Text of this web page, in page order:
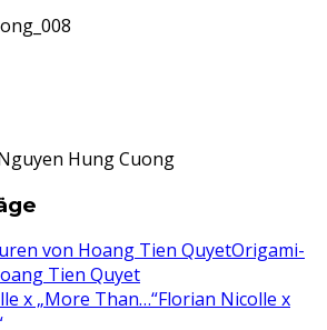
Hung Cuong
Origami-
Tien Quyet
Florian Nicolle x